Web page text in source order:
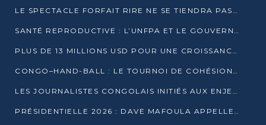
LE SPECTACLE FORFAIT RIRE NE SE TIENDRA PAS LE 1ER JANVIER
SANTÉ REPRODUCTIVE : L’UNFPA ET LE GOUVERNEMENT AFFINENT LES PRIORITÉS DE 2026
PLUS DE 13 MILLIONS USD POUR UNE CROISSANCE VERTE ET SOUVERAINE
CONGO–HAND-BALL : LE TOURNOI DE COHÉSION ET DE FRATERNITÉ ALLUME SES LAMPIONS À BRAZZAVILLE
LES JOURNALISTES CONGOLAIS INITIÉS AUX ENJEUX DE L’ÉCONOMIE BLEUE
PRÉSIDENTIELLE 2026 : DAVE MAFOULA APPELLE LES CONGOLAIS À UN « NOUVEAU DÉPART »